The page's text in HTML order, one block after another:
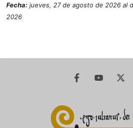
Fecha: jueves, 27 de agosto de 2026 al
2026